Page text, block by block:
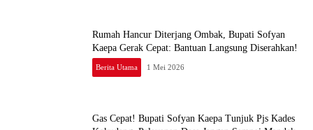
Rumah Hancur Diterjang Ombak, Bupati Sofyan
Kaepa Gerak Cepat: Bantuan Langsung Diserahkan!
Berita Utama 1 Mei 2026
Gas Cepat! Bupati Sofyan Kaepa Tunjuk Pjs Kades